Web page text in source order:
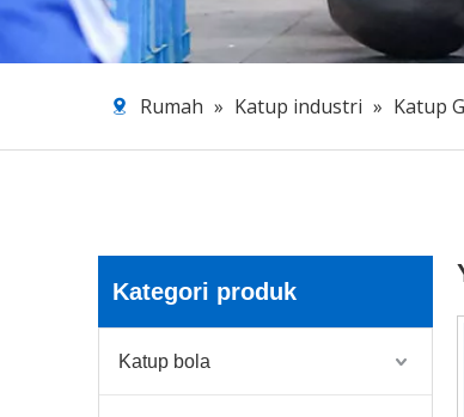
Rumah » Katup industri » Katup
Kategori produk
Katup bola